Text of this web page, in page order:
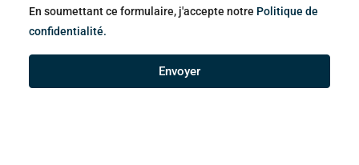
En soumettant ce formulaire, j'accepte notre Politique de
confidentialité.
Envoyer